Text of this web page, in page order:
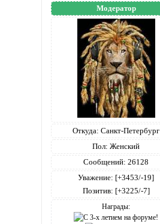
Модератор
Откуда: Санкт-Петербург
Пол: Женский
Сообщений: 26128
Уважение: [+3453/-19]
Позитив: [+3225/-7]
Награды: